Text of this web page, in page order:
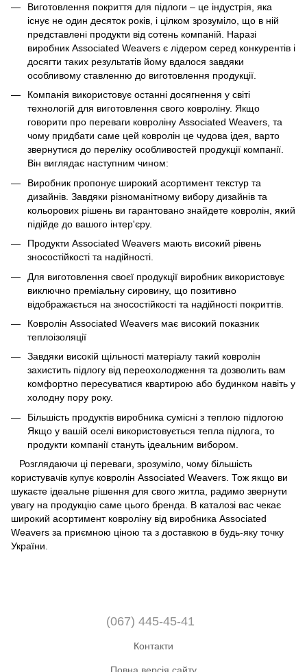
Виготовлення покриття для підлоги – це індустрія, яка
існує не один десяток років, і цілком зрозуміло, що в ній
представлені продукти від сотень компаній. Наразі
виробник Associated Weavers є лідером серед конкурентів і
досягти таких результатів йому вдалося завдяки
особливому ставленню до виготовлення продукції.
Компанія використовує останні досягнення у світі
технологій для виготовлення свого ковроліну. Якщо
говорити про переваги ковроліну Associated Weavers, та
чому придбати саме цей ковролін це чудова ідея, варто
звернутися до переліку особливостей продукції компанії.
Він виглядає наступним чином:
Виробник пропонує широкий асортимент текстур та
дизайнів. Завдяки різноманітному вибору дизайнів та
кольорових рішень ви гарантовано знайдете ковролін, який
підійде до вашого інтер'єру.
Продукти Associated Weavers мають високий рівень
зносостійкості та надійності.
Для виготовлення своєї продукції виробник використовує
виключно преміальну сировину, що позитивно
відображається на зносостійкості та надійності покриттів.
Ковролін Associated Weavers має високий показник
теплоізоляції
Завдяки високій щільності матеріалу такий ковролін
захистить підлогу від переохолодження та дозволить вам
комфортно пересуватися квартирою або будинком навіть у
холодну пору року.
Більшість продуктів виробника сумісні з теплою підлогою
Якщо у вашій оселі використовується тепла підлога, то
продукти компанії стануть ідеальним вибором.
Розглядаючи ці переваги, зрозуміло, чому більшість
користувачів купує ковролін Associated Weavers. Тож якщо ви
шукаєте ідеальне рішення для свого житла, радимо звернути
увагу на продукцію саме цього бренда. В каталозі вас чекає
широкий асортимент ковроліну від виробника Associated
Weavers за приємною ціною та з доставкою в будь-яку точку
України.
(067) 445-45-41
Контакти